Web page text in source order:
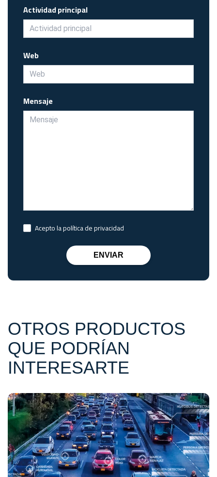
Actividad principal
Web
Mensaje
Acepto la política de privacidad
ENVIAR
OTROS PRODUCTOS
QUE PODRÍAN
INTERESARTE